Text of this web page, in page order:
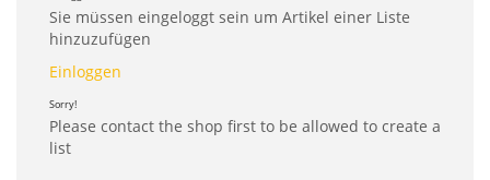
Sie müssen eingeloggt sein um Artikel einer Liste
hinzuzufügen
Einloggen
Sorry!
Please contact the shop first to be allowed to create a
list